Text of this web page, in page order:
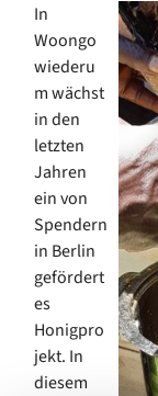
In
Woongo
wiederu
m wächst
in den
letzten
Jahren
ein von
Spendern
in Berlin
gefördert
es
Honigpro
jekt. In
diesem